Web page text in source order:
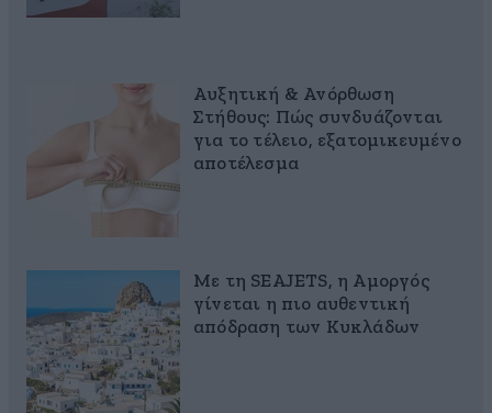
Αυξητική & Ανόρθωση
Στήθους: Πώς συνδυάζονται
για το τέλειο, εξατομικευμένο
αποτέλεσμα
Με τη SEAJETS, η Αμοργός
γίνεται η πιο αυθεντική
απόδραση των Κυκλάδων